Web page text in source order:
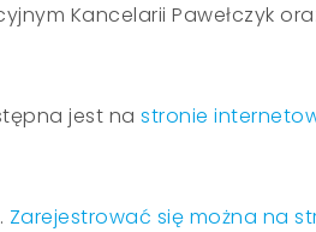
Kancelarii Pawełczyk
jest na stronie
Zarejestrować się można na